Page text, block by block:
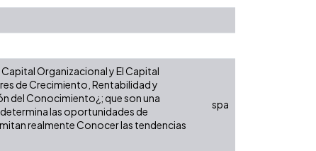
Organizacional y El Capital
de Crecimiento, Rentabilidad y
del Conocimiento¿; que son una
las oportunidades de
realmente Conocer las tendencias
spa